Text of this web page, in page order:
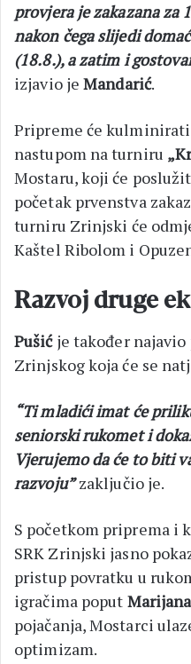
provjera je zakazana za
nakon čega slijedi
(18.8.), a zatim i
izjavio jeMandarić.
Pripreme će
nastupom na turniru
Mostaru, koji će
početak prvenstva
turniru Zrinjski će
Kaštel Ribolom i
Razvoj druge
Pušićje također najavio
Zrinjskog koja će se
“Ti mladići imat će
seniorski rukomet i
Vjerujemo da će to biti
razvoju”zaključio je.
S početkom priprema i
SRK Zrinjski jasno
pristup povratku u
igračima poput
pojačanja, Mostarci
optimizam.